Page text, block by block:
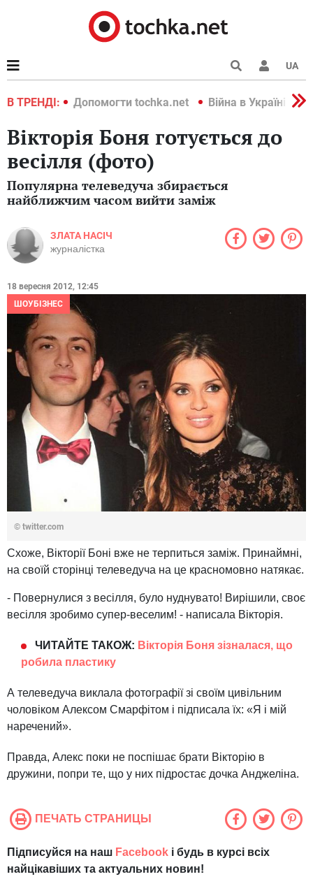
UA
В ТРЕНДІ:
2022 Допомогти tochka.net Війна в Україні 2022
Вікторія Боня готується до
весілля (фото)
Популярна телеведуча збирається
найближчим часом вийти заміж
ЗЛАТА НАСІЧ
журналістка
18 вересня 2012, 12:45
ШОУБІЗНЕС
© twitter.com
Схоже, Вікторії Боні вже не терпиться заміж. Принаймні,
на своїй сторінці телеведуча на це красномовно натякає.
- Повернулися з весілля, було нуднувато! Вирішили, своє
весілля зробимо супер-веселим! - написала Вікторія.
ЧИТАЙТЕ ТАКОЖ: Вікторія Боня зізналася, що
робила пластику
А телеведуча виклала фотографії зі своїм цивільним
чоловіком Алексом Смарфітом і підписала їх: «Я і мій
наречений».
Правда, Алекс поки не поспішає брати Вікторію в
дружини, попри те, що у них підростає дочка Анджеліна.
ПЕЧАТЬ СТРАНИЦЫ
Підписуйся на наш Facebook і будь в курсі всіх
найцікавіших та актуальних новин!